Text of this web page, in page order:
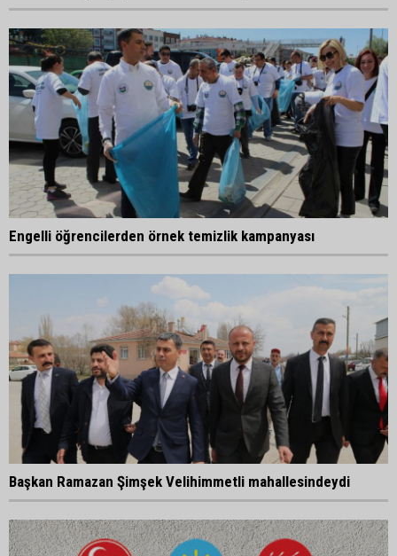
Engelli öğrencilerden örnek temizlik kampanyası
Başkan Ramazan Şimşek Velihimmetli mahallesindeydi